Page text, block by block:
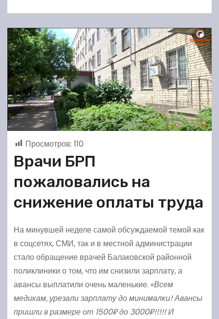
Просмотров: 110
Врачи БРП
пожаловались на
снижение оплаты труда
На минувшей неделе самой обсуждаемой темой как
в соцсетях, СМИ, так и в местной администрации
стало обращение врачей Балаковской районной
поликлиники о том, что им снизили зарплату, а
авансы выплатили очень маленькие. «Всем
медикам, урезали зарплату до минималки! Авансы
пришли в размере от 1500₽ до 3000₽!!!!! И